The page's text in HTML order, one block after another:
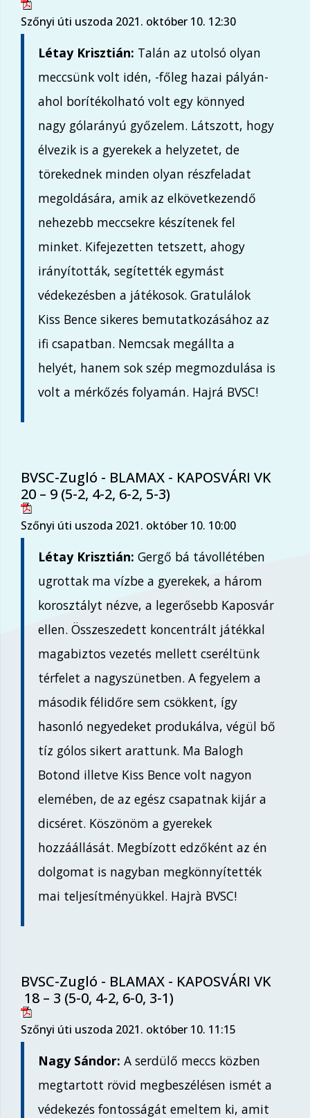
Szőnyi úti uszoda 2021. október 10. 12:30
Létay Krisztián: Talán az utolsó olyan
meccsünk volt idén, -főleg hazai pályán-
ahol borítékolható volt egy könnyed
nagy gólarányú győzelem. Látszott, hogy
élvezik is a gyerekek a helyzetet, de
törekednek minden olyan részfeladat
megoldására, amik az elkövetkezendő
nehezebb meccsekre készítenek fel
minket. Kifejezetten tetszett, ahogy
irányították, segítették egymást
védekezésben a játékosok. Gratulálok
Kiss Bence sikeres bemutatkozásához az
ifi csapatban. Nemcsak megállta a
helyét, hanem sok szép megmozdulása is
volt a mérkőzés folyamán. Hajrá BVSC!
BVSC-Zugló - BLAMAX - KAPOSVÁRI VK
20 – 9 (5-2, 4-2, 6-2, 5-3)
Szőnyi úti uszoda 2021. október 10. 10:00
Létay Krisztián: Gergő bá távollétében
ugrottak ma vízbe a gyerekek, a három
korosztályt nézve, a legerősebb Kaposvár
ellen. Összeszedett koncentrált játékkal
magabiztos vezetés mellett cseréltünk
térfelet a nagyszünetben. A fegyelem a
második félidőre sem csökkent, így
hasonló negyedeket produkálva, végül bő
tíz gólos sikert arattunk. Ma Balogh
Botond illetve Kiss Bence volt nagyon
elemében, de az egész csapatnak kijár a
dicséret. Köszönöm a gyerekek
hozzáállását. Megbízott edzőként az én
dolgomat is nagyban megkönnyítették
mai teljesítményükkel. Hajrà BVSC!
BVSC-Zugló - BLAMAX - KAPOSVÁRI VK
18 – 3 (5-0, 4-2, 6-0, 3-1)
Szőnyi úti uszoda 2021. október 10. 11:15
Nagy Sándor: A serdülő meccs közben
megtartott rövid megbeszélésen ismét a
védekezés fontosságát emeltem ki, amit